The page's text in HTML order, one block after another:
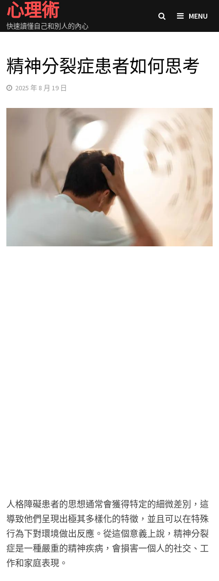
Skip
content
心理術
快速讀懂自己和別人的內心
MENU
精神分裂症患者如何思考
2025 年 8 月 19 日
人格障礙患者的思想通常會獲得特定的細微差別，這
導致他們呈現出極其多樣化的特徵，並且可以在特殊
行為下對環境做出反應。從這個意義上說，精神分裂
症是一種嚴重的精神疾病，會損害一個人的社交、工
作和家庭表現。